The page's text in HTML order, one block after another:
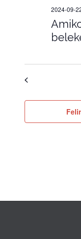
2024-09-